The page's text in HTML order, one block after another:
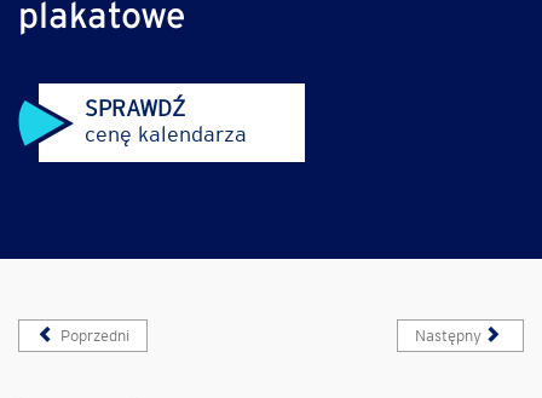
plakatowe
SPRAWDŹ
cenę kalendarza
Poprzedni Następny